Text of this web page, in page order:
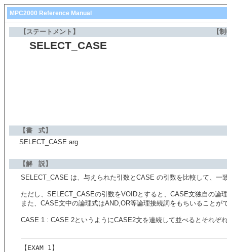
MPC2000 Reference Manual
【ステートメント】 【
SELECT_CASE
【書 式】
SELECT_CASE arg
【解 説】
SELECT_CASE は、与えられた引数とCASE の引数を比較して、
ただし、SELECT_CASEの引数をVOIDとすると、CASE文独自の
また、CASE文中の論理式はAND,OR等論理接続詞をもちいることが
CASE 1 : CASE 2というようにCASE2文を連続して並べるとそれぞ
【EXAM 1】